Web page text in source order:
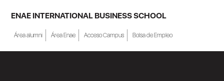
ENAE INTERNATIONAL BUSINESS SCHOOL
Área alumni Área Enae Acceso Campus Bolsa de Empleo